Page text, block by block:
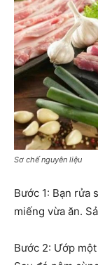
Sơ chế nguyên liệu
Bước 1: Bạn rửa
miếng vừa ăn.
Bước 2: Ướp